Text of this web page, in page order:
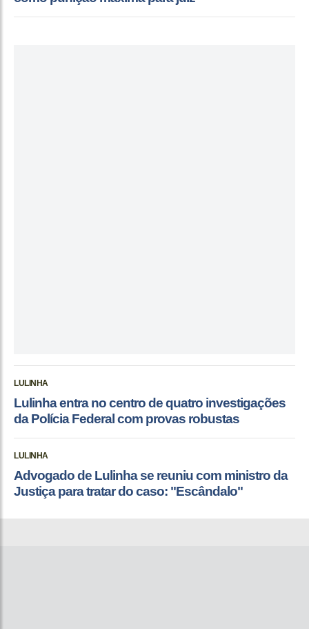
LULINHA
Lulinha entra no centro de quatro investigações
da Polícia Federal com provas robustas
LULINHA
Advogado de Lulinha se reuniu com ministro da
Justiça para tratar do caso: "Escândalo"